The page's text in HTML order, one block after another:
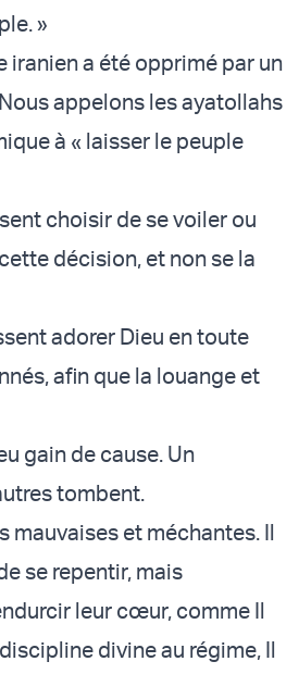
»
iranien a été opprimé par un
appelons les ayatollahs
à « laisser le peuple
choisir de se voiler ou
décision, et non se la
adorer Dieu en toute
afin que la louange et
gain de cause. Un
tombent.
mauvaises et méchantes. Il
se repentir, mais
leur cœur, comme Il
divine au régime, Il